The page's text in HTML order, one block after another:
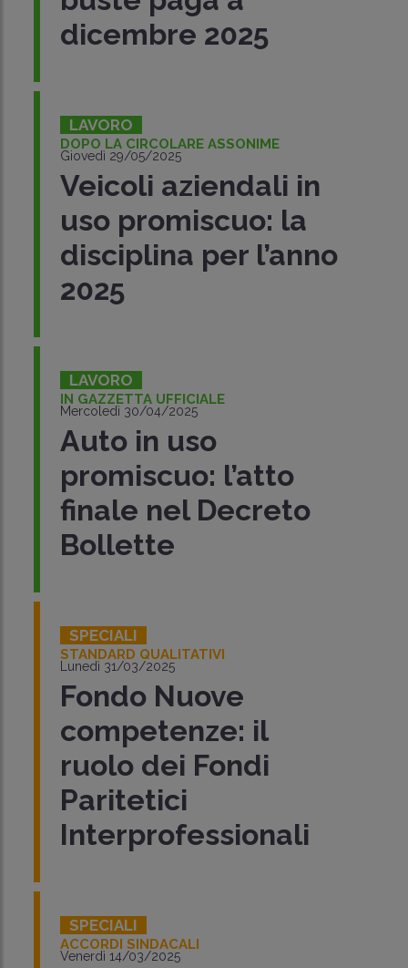
dicembre 2025
LAVORO
DOPO LA CIRCOLARE ASSONIME
Giovedì 29/05/2025
Veicoli aziendali in
uso promiscuo: la
disciplina per l’anno
2025
LAVORO
IN GAZZETTA UFFICIALE
Mercoledì 30/04/2025
Auto in uso
promiscuo: l’atto
finale nel Decreto
Bollette
SPECIALI
STANDARD QUALITATIVI
Lunedì 31/03/2025
Fondo Nuove
competenze: il
ruolo dei Fondi
Paritetici
Interprofessionali
SPECIALI
ACCORDI SINDACALI
Venerdì 14/03/2025